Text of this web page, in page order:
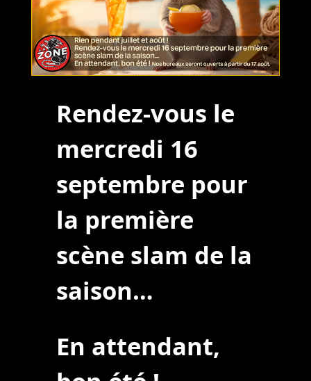
Rendez-vous le
mercredi 16
septembre pour
la première
scène slam de la
saison…
En attendant,